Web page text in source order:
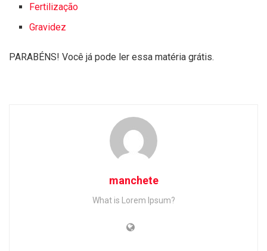
Fertilização
Gravidez
PARABÉNS! Você já pode ler essa matéria grátis.
manchete
What is Lorem Ipsum?